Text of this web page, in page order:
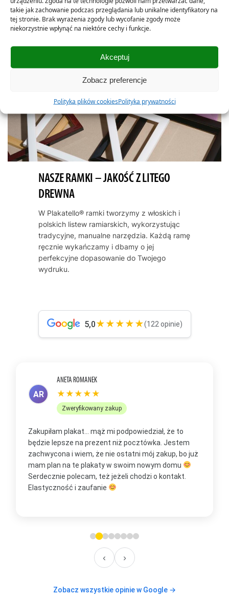
takie jak zachowanie podczas przeglądania lub unikalne identyfikatory na
tej stronie. Brak wyrażenia zgody lub wycofanie zgody może
niekorzystnie wpłynąć na niektóre cechy i funkcje.
Akceptuj
Zobacz preferencje
Polityka plików cookiesPolityka prywatności
NASZE RAMKI – JAKOŚĆ Z LITEGO
DREWNA
W Plakatello® ramki tworzymy z włoskich i
polskich listew ramiarskich, wykorzystując
tradycyjne, manualne narzędzia. Każdą ramę
ręcznie wykańczamy i dbamy o jej
perfekcyjne dopasowanie do Twojego
wydruku.
5,0★★★★★(122 opinie)
AR
ANETA ROMANEK
★★★★★
Zweryfikowany zakup
Zakupiłam plakat... mąż mi podpowiedział, że to
będzie lepsze na prezent niż pocztówka. Jestem
zachwycona i wiem, że nie ostatni mój zakup, bo już
mam plan na te plakaty w swoim nowym domu
Serdecznie polecam, też jeżeli chodzi o kontakt.
Elastyczność i zaufanie
‹ ›
Zobacz wszystkie opinie w Google →